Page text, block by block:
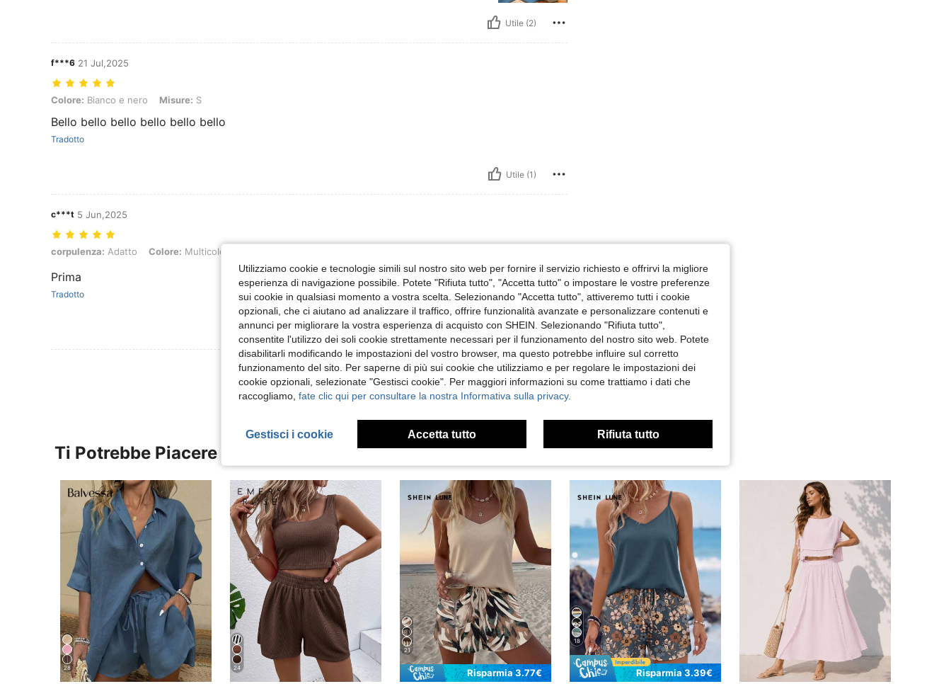
Utile (2)
f***6 21 Jul,2025
Colore: Bianco e nero, Misure: S
Colore: Bianco e nero Misure: S
Bello bello bello bello bello bello
Tradotto
Utile (1)
c***t 5 Jun,2025
corpulenza: Adatto, Colore: Multicolore, Misure: M
corpulenza: Adatto Colore: Multicolore
Prima
Tradotto
Utile (1)
Visualizza Altre Recensioni
Ti Potrebbe Piacere
28 24
#1 Bestseller
21
Risparmia 3.77€
18
Risparmia 3.39€
Utilizziamo cookie e tecnologie simili sul nostro sito web per fornire il servizio richiesto e offrirvi la migliore
esperienza di navigazione possibile. Potete "Rifiuta tutto", "Accetta tutto" o impostare le vostre preferenze
sui cookie in qualsiasi momento a vostra scelta. Selezionando "Accetta tutto", attiveremo tutti i cookie
opzionali, che ci aiutano ad analizzare il traffico, offrire funzionalità avanzate e personalizzare contenuti e
annunci per migliorare la vostra esperienza di acquisto con SHEIN. Selezionando "Rifiuta tutto",
consentite l'utilizzo dei soli cookie strettamente necessari per il funzionamento del nostro sito web. Potete
disabilitarli modificando le impostazioni del vostro browser, ma questo potrebbe influire sul corretto
funzionamento del sito. Per saperne di più sui cookie che utilizziamo e per regolare le impostazioni dei
cookie opzionali, selezionate "Gestisci cookie". Per maggiori informazioni su come trattiamo i dati che
raccogliamo, fate clic qui per consultare la nostra Informativa sulla privacy.
Gestisci i cookie Accetta tutto Rifiuta tutto